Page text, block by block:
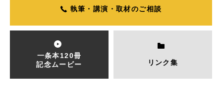
執筆・講演・取材のご相談
一条本120冊
記念ムービー
リンク集